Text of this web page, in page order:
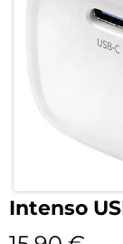
Intenso